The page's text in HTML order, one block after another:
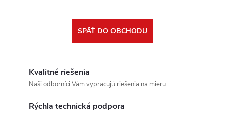
SPÄŤ DO OBCHODU
Kvalitné riešenia
Naši odborníci Vám vypracujú riešenia na mieru.
Rýchla technická podpora